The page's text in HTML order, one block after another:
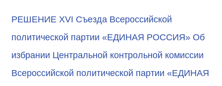
РЕШЕНИЕ XVI Съезда Всероссийской
политической партии «ЕДИНАЯ РОССИЯ» Об
избрании Центральной контрольной комиссии
Всероссийской политической партии «ЕДИНАЯ